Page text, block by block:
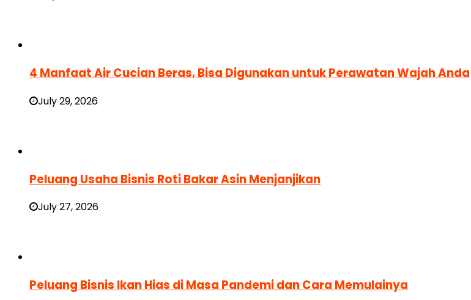
4 Manfaat Air Cucian Beras, Bisa Digunakan untuk Perawatan Wajah Anda
July 29, 2026
Peluang Usaha Bisnis Roti Bakar Asin Menjanjikan
July 27, 2026
Peluang Bisnis Ikan Hias di Masa Pandemi dan Cara Memulainya